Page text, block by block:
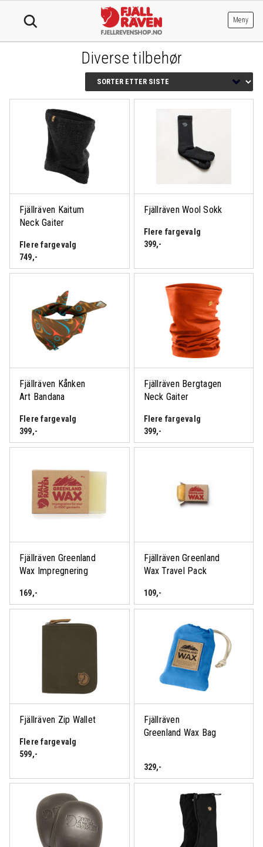
Meny
Diverse tilbehør
Fjällräven Kaitum
Neck Gaiter
Flere fargevalg
749,-
Fjällräven Wool Sokk
Flere fargevalg
399,-
Fjällräven Kånken
Art Bandana
Flere fargevalg
399,-
Fjällräven Bergtagen
Neck Gaiter
Flere fargevalg
399,-
Fjällräven Greenland
Wax Impregnering
169,-
Fjällräven Greenland
Wax Travel Pack
109,-
Fjällräven Zip Wallet
Flere fargevalg
599,-
Fjällräven
Greenland Wax Bag
329,-